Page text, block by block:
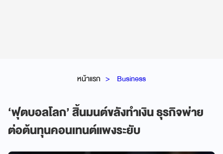
หน้าแรก Business
‘ฟุตบอลโลก’ สิ้นมนต์ขลังทำเงิน ธุรกิจพ่าย
ต่อต้นทุนคอนเทนต์แพงระยับ